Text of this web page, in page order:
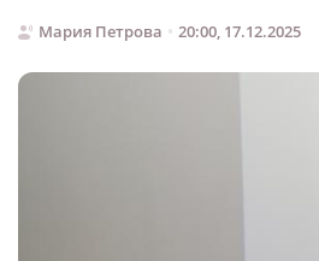
Мария Петрова 20:00, 17.12.2025